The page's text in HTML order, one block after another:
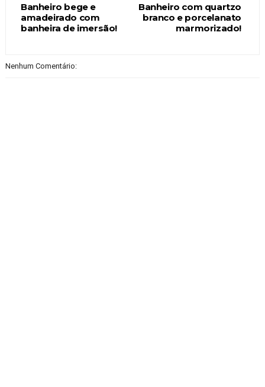
Banheiro com quartzo
branco e porcelanato
marmorizado!
Banheiro bege e
amadeirado com
banheira de imersão!
Nenhum Comentário: